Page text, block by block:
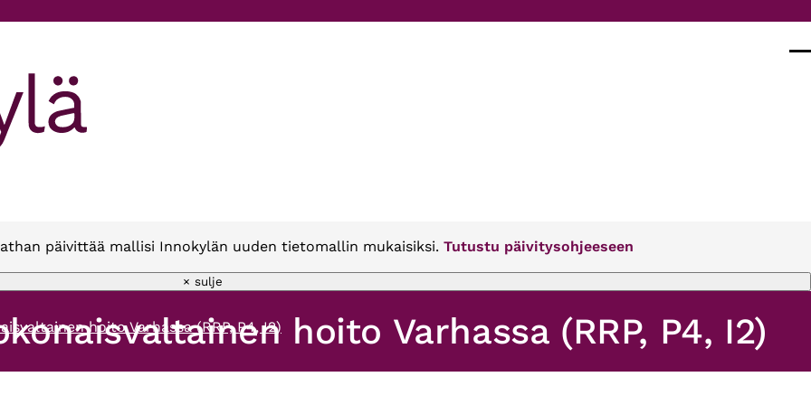
päivittää mallisi Innokylän uuden tietomallin mukaisiksi. Tutustu päivitysohjeeseen
× sulje
hoito Varhassa (RRP, P4, I2)hoito Varhassa (RRP, P4, I2)